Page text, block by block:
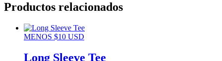
Productos relacionados
MENOS $10 USD
Long Sleeve Tee